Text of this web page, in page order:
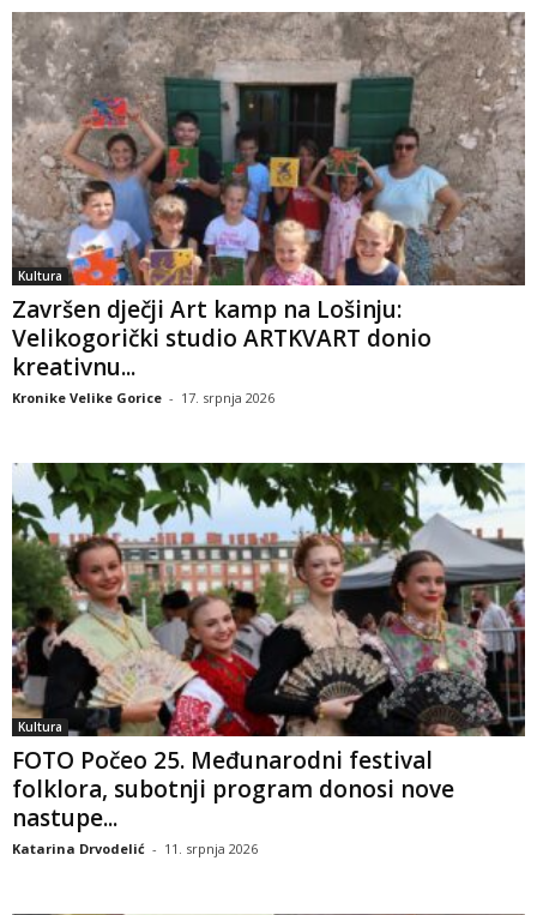
Kultura
Završen dječji Art kamp na Lošinju:
Velikogorički studio ARTKVART donio
kreativnu...
Kronike Velike Gorice - 17. srpnja 2026
Kultura
FOTO Počeo 25. Međunarodni festival
folklora, subotnji program donosi nove
nastupe...
Katarina Drvodelić - 11. srpnja 2026